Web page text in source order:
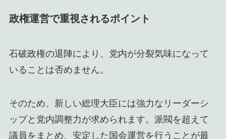
政権運営で重視されるポイント
石破政権の退陣により、党内が分裂気味になって
いることは否めません。
そのため、新しい総理大臣には強力なリーダーシ
ップと党内調整力が求められます。派閥を超えて
議員をまとめ、安定した国会運営を行うことが最